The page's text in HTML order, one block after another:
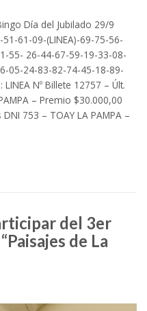
Día del Jubilado 29/9
61-09-(LINEA)-69-75-56-
55- 26-44-67-59-19-33-08-
05-24-83-82-74-45-18-89-
Nº Billete 12757 – Últ.
– Premio $30.000,00
753 – TOAY LA PAMPA –
del 3er
de La